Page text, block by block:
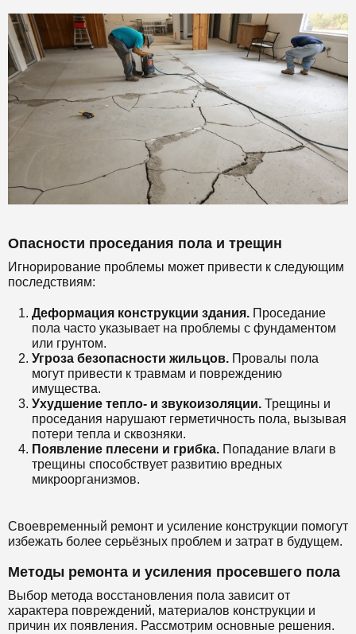
Опасности проседания пола и трещин
Игнорирование проблемы может привести к следующим
последствиям:
Деформация конструкции здания. Проседание
пола часто указывает на проблемы с фундаментом
или грунтом.
Угроза безопасности жильцов. Провалы пола
могут привести к травмам и повреждению
имущества.
Ухудшение тепло- и звукоизоляции. Трещины и
проседания нарушают герметичность пола, вызывая
потери тепла и сквозняки.
Появление плесени и грибка. Попадание влаги в
трещины способствует развитию вредных
микроорганизмов.
Своевременный ремонт и усиление конструкции помогут
избежать более серьёзных проблем и затрат в будущем.
Методы ремонта и усиления просевшего пола
Выбор метода восстановления пола зависит от
характера повреждений, материалов конструкции и
причин их появления. Рассмотрим основные решения.